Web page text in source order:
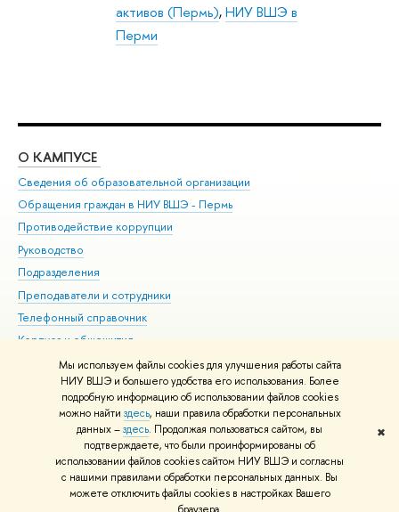
Мы используем файлы cookies для улучшения работы сайта
НИУ ВШЭ и большего удобства его использования. Более
подробную информацию об использовании файлов cookies
можно найти здесь, наши правила обработки персональных
данных –здесь. Продолжая пользоваться сайтом, вы
подтверждаете, что были проинформированы об
использовании файлов cookies сайтом НИУ ВШЭ и согласны
с нашими правилами обработки персональных данных. Вы
можете отключить файлы cookies в настройках Вашего
✖
активов (Пермь),НИУ ВШЭ в
Перми
О КАМПУСЕ
Сведения об образовательной организации
Обращения граждан в НИУ ВШЭ - Пермь
Противодействие коррупции
Руководство
Подразделения
Преподаватели и сотрудники
Телефонный справочник
Корпуса и общежития
ВШЭ для студентов с ограниченными возможностями
здоровья и инвалидностью
Единая платежная страница
© НИУ ВШЭ 1993–2026 Условия использования материалов Адреса
и контакты Карта сайта
Шрифты HSE Sans и HSE Slab разработаны вШколе дизайна НИУ ВШЭ